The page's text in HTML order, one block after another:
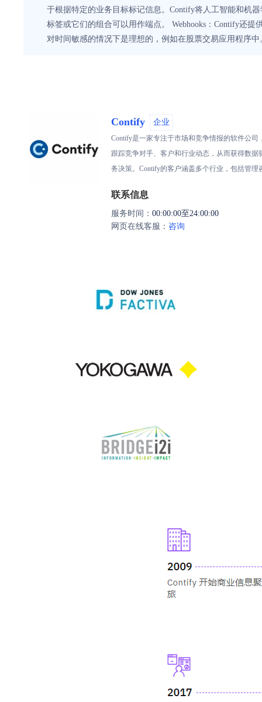
于根据特定的业务目标标记信息。Contify将人工智能和机
标签或它们的组合可以用作端点。 Webhooks：Contify还
对时间敏感的情况下是理想的，例如在股票交易应用程序中
Contify 企业
Contify是一家专注于市场和竞争情报的软件公
跟踪竞争对手、客户和行业动态，从而获得数
务决策。Contify的客户涵盖多个行业，包括管
联系信息
服务时间： 00:00:00至24:00:00
网页在线客服： 咨询